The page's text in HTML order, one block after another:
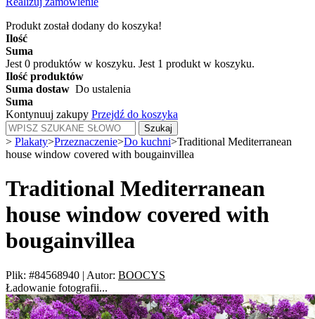
Produkt został dodany do koszyka!
Ilość
Suma
Jest 0 produktów w koszyku. Jest 1 produkt w koszyku.
Ilość produktów
Suma dostaw Do ustalenia
Suma
Kontynuuj zakupy Przejdź do koszyka
Szukaj
> Plakaty>Przeznaczenie>Do kuchni>Traditional Mediterranean
house window covered with bougainvillea
Traditional Mediterranean
house window covered with
bougainvillea
Plik: #84568940 | Autor: BOOCYS
Ładowanie fotografii...